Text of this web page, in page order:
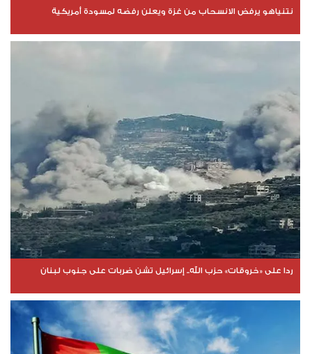
نتنياهو يرفض الانسحاب من غزة ويعلن رفضه لمسودة أمريكية
ردا على «خروقات» حزب الله.. إسرائيل تشن ضربات على جنوب لبنان